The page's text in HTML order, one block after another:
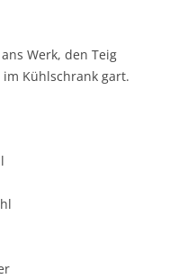
Werk, den Teig
Kühlschrank gart.